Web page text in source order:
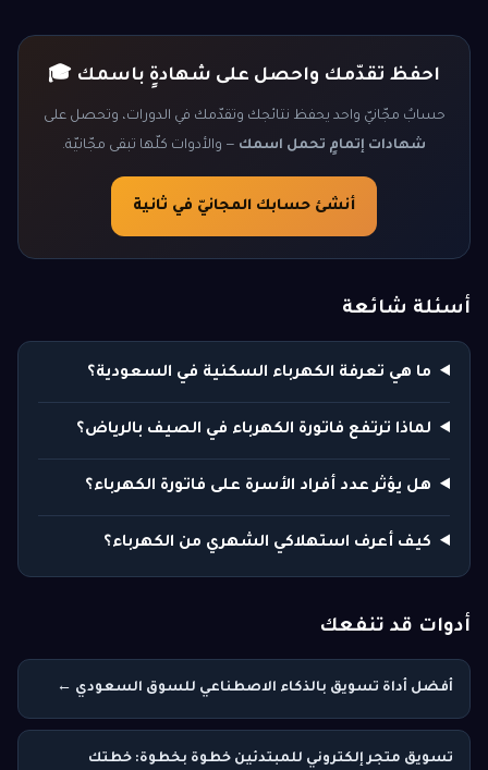
احفظ تقدّمك واحصل على شهادةٍ باسمك 🎓
حسابٌ مجّانيّ واحد يحفظ نتائجك وتقدّمك في الدورات، وتحصل على
شهادات إتمامٍ تحمل اسمك — والأدوات كلّها تبقى مجّانيّة.
أنشئ حسابك المجانيّ في ثانية
أسئلة شائعة
ما هي تعرفة الكهرباء السكنية في السعودية؟
لماذا ترتفع فاتورة الكهرباء في الصيف بالرياض؟
هل يؤثر عدد أفراد الأسرة على فاتورة الكهرباء؟
كيف أعرف استهلاكي الشهري من الكهرباء؟
أدوات قد تنفعك
أفضل أداة تسويق بالذكاء الاصطناعي للسوق السعودي ←
تسويق متجر إلكتروني للمبتدئين خطوة بخطوة: خطتك